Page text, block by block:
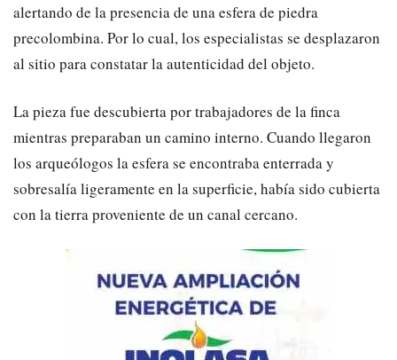
alertando de la presencia de una esfera de piedra
precolombina. Por lo cual, los especialistas se desplazaron
al sitio para constatar la autenticidad del objeto.
La pieza fue descubierta por trabajadores de la finca
mientras preparaban un camino interno. Cuando llegaron
los arqueólogos la esfera se encontraba enterrada y
sobresalía ligeramente en la superficie, había sido cubierta
con la tierra proveniente de un canal cercano.